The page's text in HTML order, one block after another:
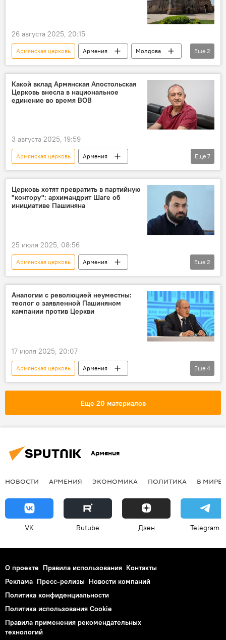
26 августа 2025, 20:15
Армянская церковь Армения
Молдова
Политика
Новости Армения
Еще 2
Какой вклад Армянская Апостольская
Церковь внесла в национальное
единение во время ВОВ
3 августа 2025, 19:59
Армянская церковь
Армения
Новости Армения
ВОВ
Победа
католикос
Первопрестольный Святой Эчмиадзин
Еще 7
Церковь хотят превратить в партийную
"контору": архимандрит Шаге об
инициативе Пашиняна
25 июля 2025, 08:56
Армянская церковь
Армения
Новости Армения
Армянская Апостольская церковь
Еще 2
Аналогии с революцией неуместны:
теолог о заявленной Пашиняном
кампании против Церкви
17 июля 2025, 20:07
Армянская церковь
Армения
Новости Армения
Аналитика
Пашинян Никол
Еще 4
Еще 20 материалов
Армения
НОВОСТИ АРМЕНИЯ ЭКОНОМИКА ПОЛИТИКА В МИРЕ
VK Rutube Дзен Telegram
О проекте Правила использования Контакты
Реклама Пресс-релизы Новости компаний
Политика конфиденциальности
Политика использования Cookie
Правила применения рекомендательных
технологий